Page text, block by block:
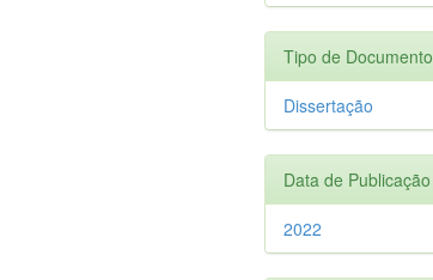
Tipo de Documento
Dissertação
Data de Publicação
2022